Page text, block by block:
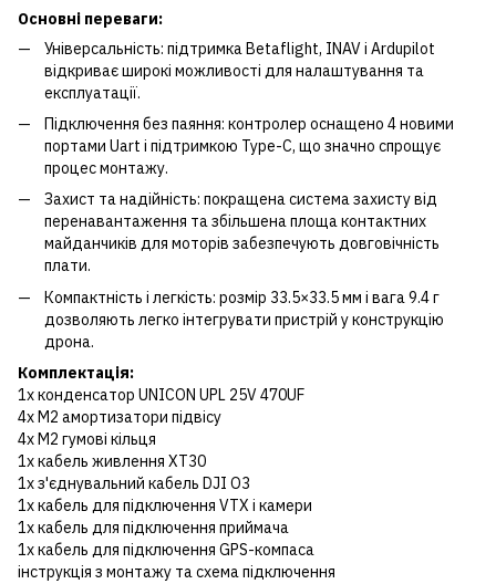
Основні переваги:
Універсальність: підтримка Betaflight, INAV і Ardupilot
відкриває широкі можливості для налаштування та
експлуатації.
Підключення без паяння: контролер оснащено 4 новими
портами Uart і підтримкою Type-C, що значно спрощує
процес монтажу.
Захист та надійність: покращена система захисту від
перенавантаження та збільшена площа контактних
майданчиків для моторів забезпечують довговічність
плати.
Компактність і легкість: розмір 33.5×33.5 мм і вага 9.4 г
дозволяють легко інтегрувати пристрій у конструкцію
дрона.
Комплектація:
1x конденсатор UNICON UPL 25V 470UF
4x M2 амортизатори підвісу
4x M2 гумові кільця
1x кабель живлення XT30
1x з'єднувальний кабель DJI O3
1x кабель для підключення VTX і камери
1x кабель для підключення приймача
1x кабель для підключення GPS-компаса
інструкція з монтажу та схема підключення